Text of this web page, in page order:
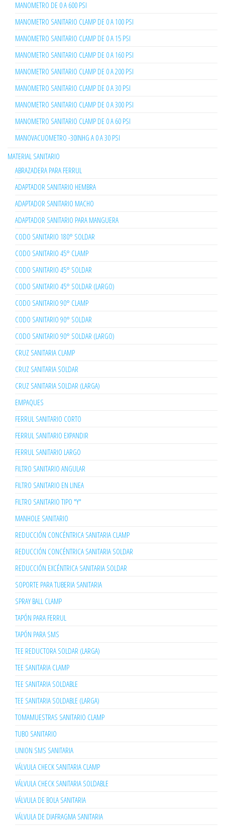
MANOMETRO DE 0 A 600 PSI
MANOMETRO SANITARIO CLAMP DE 0 A 100 PSI
MANOMETRO SANITARIO CLAMP DE 0 A 15 PSI
MANOMETRO SANITARIO CLAMP DE 0 A 160 PSI
MANOMETRO SANITARIO CLAMP DE 0 A 200 PSI
MANOMETRO SANITARIO CLAMP DE 0 A 30 PSI
MANOMETRO SANITARIO CLAMP DE 0 A 300 PSI
MANOMETRO SANITARIO CLAMP DE 0 A 60 PSI
MANOVACUOMETRO -30INHG A 0 A 30 PSI
MATERIAL SANITARIO
ABRAZADERA PARA FERRUL
ADAPTADOR SANITARIO HEMBRA
ADAPTADOR SANITARIO MACHO
ADAPTADOR SANITARIO PARA MANGUERA
CODO SANITARIO 180° SOLDAR
CODO SANITARIO 45° CLAMP
CODO SANITARIO 45° SOLDAR
CODO SANITARIO 45° SOLDAR (LARGO)
CODO SANITARIO 90° CLAMP
CODO SANITARIO 90° SOLDAR
CODO SANITARIO 90° SOLDAR (LARGO)
CRUZ SANITARIA CLAMP
CRUZ SANITARIA SOLDAR
CRUZ SANITARIA SOLDAR (LARGA)
EMPAQUES
FERRUL SANITARIO CORTO
FERRUL SANITARIO EXPANDIR
FERRUL SANITARIO LARGO
FILTRO SANITARIO ANGULAR
FILTRO SANITARIO EN LINEA
FILTRO SANITARIO TIPO "Y"
MANHOLE SANITARIO
REDUCCIÓN CONCÉNTRICA SANITARIA CLAMP
REDUCCIÓN CONCÉNTRICA SANITARIA SOLDAR
REDUCCIÓN EXCÉNTRICA SANITARIA SOLDAR
SOPORTE PARA TUBERIA SANITARIA
SPRAY BALL CLAMP
TAPÓN PARA FERRUL
TAPÓN PARA SMS
TEE REDUCTORA SOLDAR (LARGA)
TEE SANITARIA CLAMP
TEE SANITARIA SOLDABLE
TEE SANITARIA SOLDABLE (LARGA)
TOMAMUESTRAS SANITARIO CLAMP
TUBO SANITARIO
UNION SMS SANITARIA
VÁLVULA CHECK SANITARIA CLAMP
VÁLVULA CHECK SANITARIA SOLDABLE
VÁLVULA DE BOLA SANITARIA
VÁLVULA DE DIAFRAGMA SANITARIA